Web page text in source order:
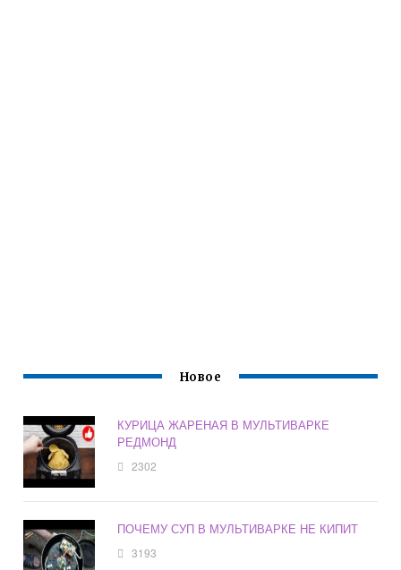
Новое
КУРИЦА ЖАРЕНАЯ В МУЛЬТИВАРКЕ
РЕДМОНД
2302
ПОЧЕМУ СУП В МУЛЬТИВАРКЕ НЕ КИПИТ
3193